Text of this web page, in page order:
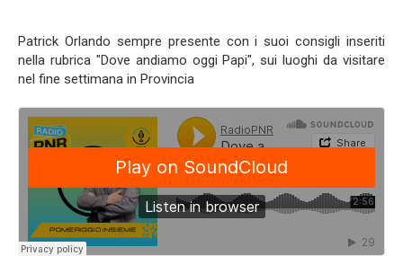
Patrick Orlando sempre presente con i suoi consigli inseriti
nella rubrica "Dove andiamo oggi Papi", sui luoghi da visitare
nel fine settimana in Provincia